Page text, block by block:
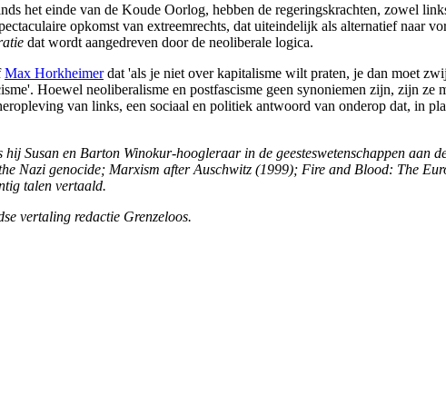
het einde van de Koude Oorlog, hebben de regeringskrachten, zowel
opkomst van extreemrechts, dat uiteindelijk als alternatief naar
dat wordt aangedreven door de neoliberale logica.
Max Horkheimerdat 'als je niet over kapitalisme wilt praten, je dan moet
Hoewel neoliberalisme en postfascisme geen synoniemen zijn, zijn
van links, een sociaal en politiek antwoord van onderop dat, in
hij Susan en Barton Winokur-hoogleraar in de geesteswetenschappen aan
Nazi genocide; Marxism after Auschwitz (1999); Fire and Blood: The
talen vertaald.
vertaling redactie Grenzeloos.